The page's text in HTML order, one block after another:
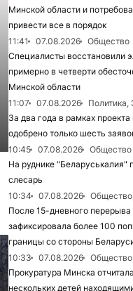
Минской области и
привести все в порядок
11:41
07.08.2026
Общество
Специалисты восстановили
примерно в четверти
Минской области
11:07
07.08.2026
Политика,
За два года в рамках
одобрено только шесть
10:45
07.08.2026
Общество
На руднике "Беларуськалия"
слесарь
10:34
07.08.2026
После 15-дневного перерыва
зафиксировала более 100
границы со стороны
10:33
07.08.2026
Общество
Прокуратура Минска
нескольких детей